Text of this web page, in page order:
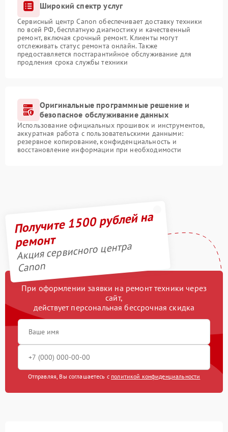
Широкий спектр услуг
Сервисный центр Canon обеспечивает доставку техники
по всей РФ, бесплатную диагностику и качественный
ремонт, включая срочный ремонт. Клиенты могут
отслеживать статус ремонта онлайн. Также
предоставляется постгарантийное обслуживание для
продления срока службы техники
Оригинальные программные решение и
безопасное обслуживание данных
Использование официальных прошивок и инструментов,
аккуратная работа с пользовательскими данными:
резервное копирование, конфиденциальность и
восстановление информации при необходимости
Получите 1500 рублей на
ремонт
Акция сервисного центра
Canon
При оформлении заявки на ремонт техники через
сайт,
действует персональная бессрочная скидка
Отправляя, Вы соглашаетесь с политикой конфиденциальности